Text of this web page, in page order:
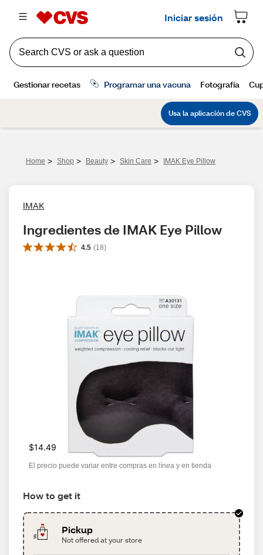
Home > Shop > Beauty > Skin Care > IMAK Eye Pillow
IMAK
Ingredientes de IMAK Eye Pillow
4.5 (18)
$14.49
El precio puede variar entre compras en línea y en tienda
How to get it
Pickup
Not offered at your store